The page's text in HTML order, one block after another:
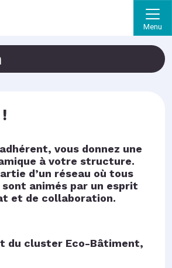
Menu
vous donnez une
à votre structure.
d’un réseau où tous
animés par un esprit
et de collaboration.
du cluster Eco-Bâtiment,